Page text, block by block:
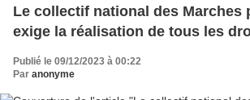
Le collectif national des Marches
exige la réalisation de tous les
Publié le 09/12/2023 à 00:22
Par anonyme